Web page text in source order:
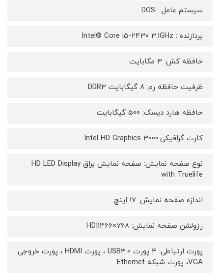
سیستم عامل : DOS
پردازنده : Intel® Core i5-2430 3.1GHz
حافظه کش: 3 مگابایت
ظرفیت حافظه رم: 8 گیگابایت DDR3
حافظه هارد دیسک: 500 گيگابايت
کارت گرافیکی:Intel HD Graphics 3000
نوع صفحه نمایش: صفحه نمایش براق HD LED Display
with Truelife
اندازه صفحه نمایش: 17 اينچ
رزولشن صفحه نمایش: HD|1366×768
پورت ارتباطی: 4 پورت USB3.0 ، پورت HDMI ، پورت خروجی
VGA، پورت شبکه Ethernet